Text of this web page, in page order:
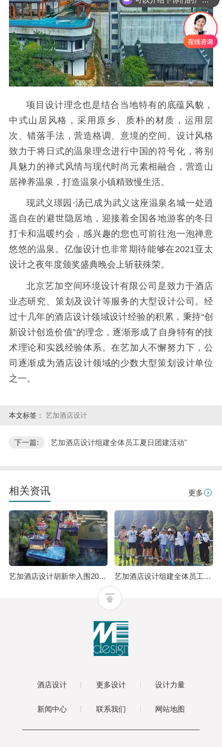
项目设计理念也是结合当地特有的底蕴风貌，
中式山居风格，采用原乡、质朴的材质，运用层
次、错落手法，营造格调、意境的空间。设计风格
致力于将日式的温泉理念进行中国的符号化，将别
具魅力的禅式风情与现代时尚元素相融合，营造山
居禅养温泉，打造温泉小镇精致慢生活。
现武义璟园·汤已成为武义这座温泉名城一处逍
遥自在的避世隐居地，迎接着全国各地游客的冬日
打卡和温暖约会，感兴趣的您也可前往泡一泡禅意
悠悠的温泉。亿伽设计也非常期待能够在2021亚太
设计之夜年度颁奖盛典晚会上斩获殊荣。
北京艺加空间环境设计有限公司是致力于酒店
业态研究、策划及设计等服务的大型设计公司。经
过十几年的酒店设计领域设计经验的积累，秉持“创
新设计创造价值”的理念，逐渐形成了自身特有的技
术理论和实践经验体系。在艺加人不懈努力下，公
司逐渐成为酒店设计领域的少数大型策划设计单位
之一。
本文标签： 艺加酒店设计
下一篇: 艺加酒店设计组建全体员工夏日团建活动"
相关资讯 更多
艺加酒店设计胡新华入围2021亚太空间设计年度最具影响力设计师 艺加酒店设计组建全体员工夏日团建活动
酒店设计 更多设计 设计力量
新闻中心 联系我们 网站地图